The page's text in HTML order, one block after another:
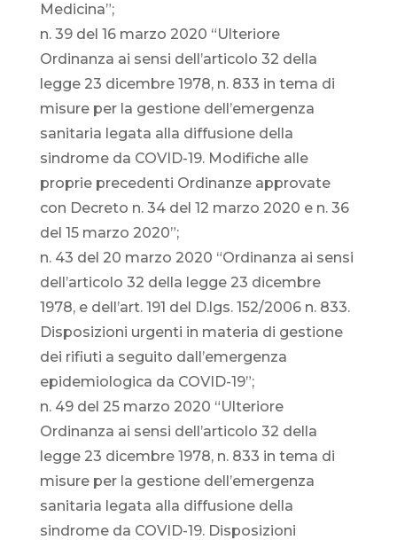
Medicina”;
n. 39 del 16 marzo 2020 “Ulteriore
Ordinanza ai sensi dell’articolo 32 della
legge 23 dicembre 1978, n. 833 in tema di
misure per la gestione dell’emergenza
sanitaria legata alla diffusione della
sindrome da COVID-19. Modifiche alle
proprie precedenti Ordinanze approvate
con Decreto n. 34 del 12 marzo 2020 e n. 36
del 15 marzo 2020”;
n. 43 del 20 marzo 2020 “Ordinanza ai sensi
dell’articolo 32 della legge 23 dicembre
1978, e dell’art. 191 del D.lgs. 152/2006 n. 833.
Disposizioni urgenti in materia di gestione
dei rifiuti a seguito dall’emergenza
epidemiologica da COVID-19”;
n. 49 del 25 marzo 2020 “Ulteriore
Ordinanza ai sensi dell’articolo 32 della
legge 23 dicembre 1978, n. 833 in tema di
misure per la gestione dell’emergenza
sanitaria legata alla diffusione della
sindrome da COVID-19. Disposizioni